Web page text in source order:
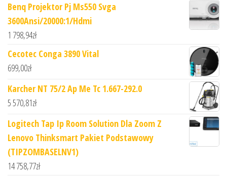
Benq Projektor Pj Ms550 Svga
3600Ansi/20000:1/Hdmi
1 798,94zł
Cecotec Conga 3890 Vital
699,00zł
Karcher NT 75/2 Ap Me Tc 1.667-292.0
5 570,81zł
Logitech Tap Ip Room Solution Dla Zoom Z
Lenovo Thinksmart Pakiet Podstawowy
(TIPZOMBASELNV1)
14 758,77zł